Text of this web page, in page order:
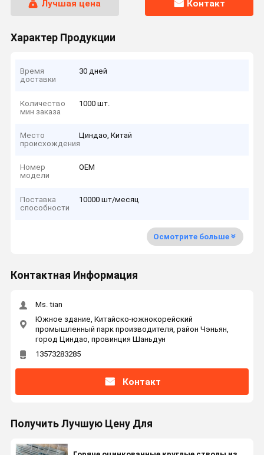
Лучшая цена Контакт
Характер Продукции
Время
доставки
30 дней
Количество
мин заказа
1000 шт.
Место
происхождения
Циндао, Китай
Номер
модели
OEM
Поставка
способности
10000 шт/месяц
Осмотрите больше
Контактная Информация
Ms. tian
Южное здание, Китайско-южнокорейский
промышленный парк производителя, район Чэньян,
город Циндао, провинция Шаньдун
13573283285
Контакт
Получить Лучшую Цену Для